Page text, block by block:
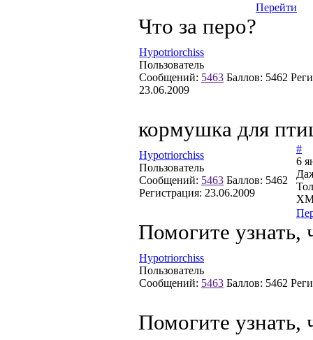
Перейти
Что за перо?
Hypotriorchiss
Пользователь
Сообщений: 5463 Баллов: 5462
23.06.2009
кормушка для
Hypotriorchiss
Пользователь
Сообщений: 5463 Баллов: 5462
Регистрация: 23.06.2009
#
6
Помогите узнать,
Hypotriorchiss
Пользователь
Сообщений: 5463 Баллов: 5462
Помогите узнать,